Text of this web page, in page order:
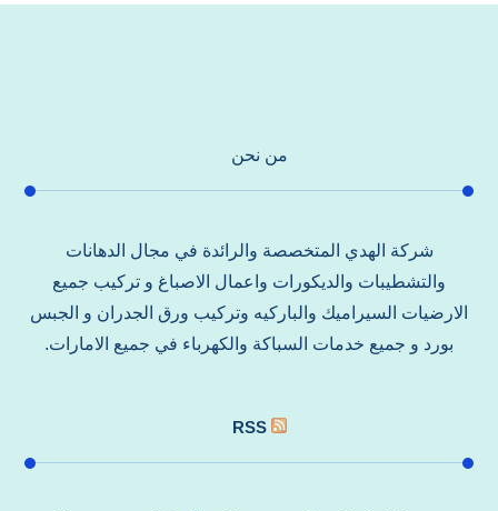
من نحن
شركة الهدي المتخصصة والرائدة في مجال الدهانات
والتشطيبات والديكورات واعمال الاصباغ و تركيب جميع
الارضيات السيراميك والباركيه وتركيب ورق الجدران و الجبس
بورد و جميع خدمات السباكة والكهرباء في جميع الامارات.
RSS